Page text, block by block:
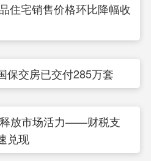
住宅销售价格环比降幅收
保交房已交付285万套
放市场活力——财税支
兑现